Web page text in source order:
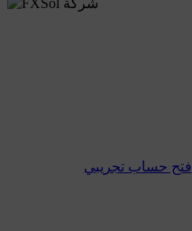
فتح حساب تجريبي